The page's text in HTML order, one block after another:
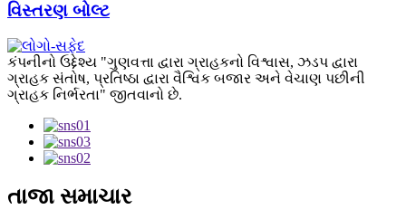
વિસ્તરણ બોલ્ટ
કંપનીનો ઉદ્દેશ્ય "ગુણવત્તા દ્વારા ગ્રાહકનો વિશ્વાસ, ઝડપ દ્વારા
ગ્રાહક સંતોષ, પ્રતિષ્ઠા દ્વારા વૈશ્વિક બજાર અને વેચાણ પછીની
ગ્રાહક નિર્ભરતા" જીતવાનો છે.
તાજા સમાચાર